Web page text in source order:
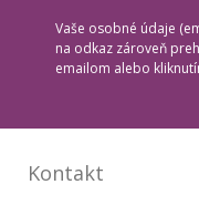
Vaše osobné údaje
na odkaz zároveň
emailom alebo
Kontakt